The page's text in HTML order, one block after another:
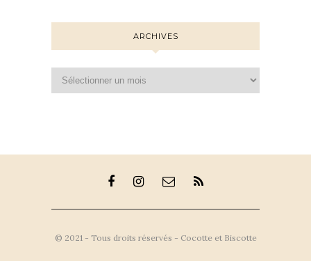
ARCHIVES
© 2021 - Tous droits réservés - Cocotte et Biscotte